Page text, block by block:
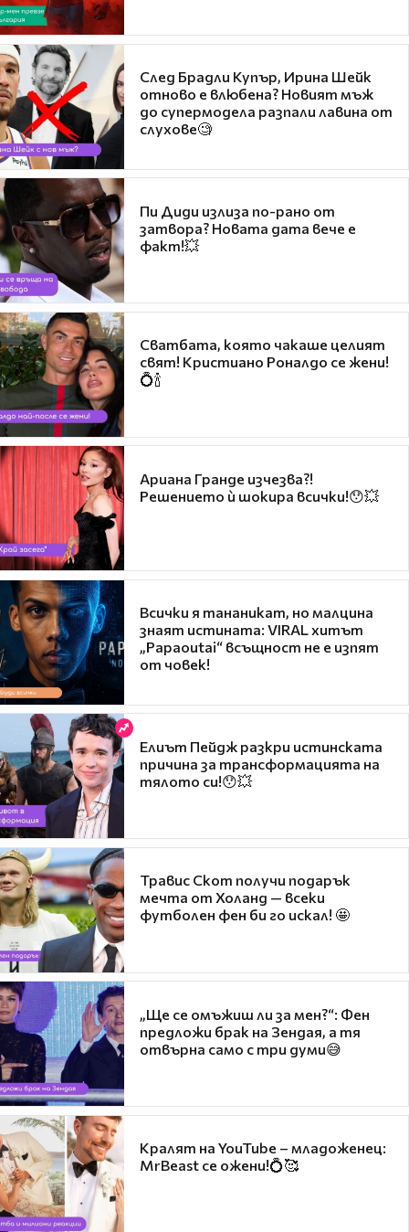
След Брадли Купър, Ирина Шейк
отново е влюбена? Новият мъж
до супермодела разпали лавина от
слухове🧐
Пи Диди излиза по-рано от
затвора? Новата дата вече е
факт!💥
Сватбата, която чакаше целият
свят! Кристиано Роналдо се жени!
💍🍾
Ариана Гранде изчезва?!
Решението ѝ шокира всички!😯💥
Всички я тананикат, но малцина
знаят истината: VIRAL хитът
„Papaoutai“ всъщност не е изпят
от човек!
Елиът Пейдж разкри истинската
причина за трансформацията на
тялото си!😯💥
Травис Скот получи подарък
мечта от Холанд — всеки
футболен фен би го искал! 🤩
„Ще се омъжиш ли за мен?“: Фен
предложи брак на Зендая, а тя
отвърна само с три думи😅
Кралят на YouTube – младоженец:
MrBeast се ожени!💍🥰